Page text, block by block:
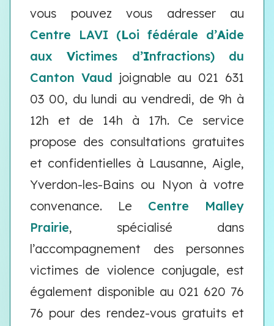
vous pouvez vous adresser au
Centre LAVI (Loi fédérale d’Aide
auxVictimes d’Infractions) du
Canton Vaud joignable au 021 631
03 00, du lundi au vendredi, de 9h à
12h et de 14h à 17h. Ce service
propose des consultations gratuites
et confidentielles à Lausanne, Aigle,
Yverdon-les-Bains ou Nyon à votre
convenance. Le Centre Malley
Prairie, spécialisé dans
l’accompagnement des personnes
victimes de violence conjugale, est
également disponible au 021 620 76
76 pour des rendez-vous gratuits et